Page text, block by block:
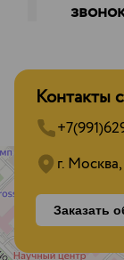
Контакты
г.
Заказать